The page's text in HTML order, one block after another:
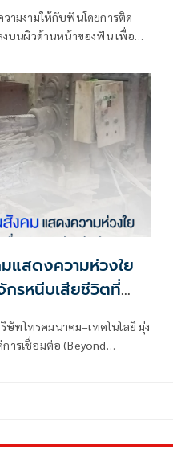
วามงามให้กับฟันโดยการติด
งบนผิวด้านหน้าของฟัน เพื่อ
แสดงความห่วงใย
กรหนีบเสียชีวิตที่
ทโทรคมนาคม–เทคโนโลยี มุ่ง
ารเชื่อมต่อ (Beyond